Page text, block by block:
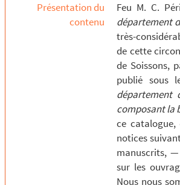
Présentation du
contenu
Feu M. C.
département
très-
de cette
de Soissons,
publié sous
département
composant la
ce
notices
manuscrits, —
sur les
Nous nous